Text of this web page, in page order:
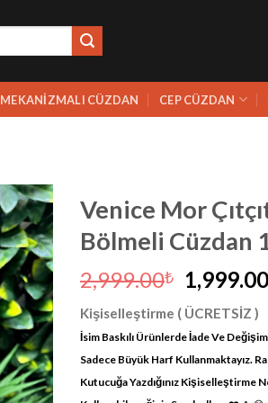
MEKANIZMALI CÜZDAN CEP CÜZDAN
Venice Mor
Bölmeli Cüzdan
2,999.00₺
Orijinal
fiyat:
Kişiselleştirme ( ÜCRETSİZ )
İsim Baskılı Ürünlerde İade Ve Değişim
Sadece Büyük Harf Kullanmaktayız.
Kutucuğa Yazdığınız Kişiselleştirme